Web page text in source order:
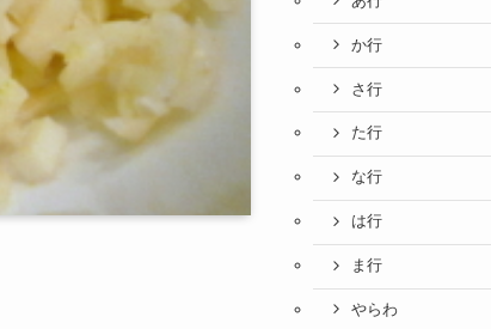
か行
さ行
た行
な行
は行
ま行
やらわ